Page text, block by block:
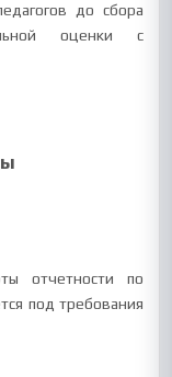
до сбора
оценки с
отчетности по
под требования